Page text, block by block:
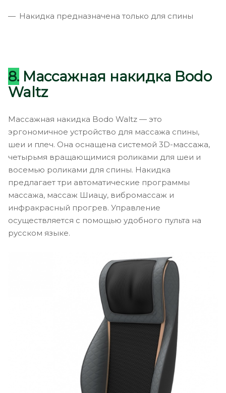
Накидка предназначена только для спины
8. Массажная накидка Bodo
Waltz
Массажная накидка Bodo Waltz — это
эргономичное устройство для массажа спины,
шеи и плеч. Она оснащена системой 3D-массажа,
четырьмя вращающимися роликами для шеи и
восемью роликами для спины. Накидка
предлагает три автоматические программы
массажа, массаж Шиацу, вибромассаж и
инфракрасный прогрев. Управление
осуществляется с помощью удобного пульта на
русском языке.